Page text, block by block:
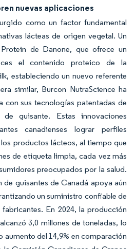
nuevas aplicaciones
como un factor fundamental
lácteas de origen vegetal. Un
de Danone, que ofrece un
el contenido proteico de la
estableciendo un nuevo referente
similar, Burcon NutraScience ha
con sus tecnologías patentadas de
guisante. Estas innovaciones
canadienses lograr perfiles
productos lácteos, al tiempo que
de etiqueta limpia, cada vez más
preocupados por la salud.
guisantes de Canadá apoya aún
un suministro confiable de
En 2024, la producción
3,0 millones de toneladas, lo
del 14,9% en comparación